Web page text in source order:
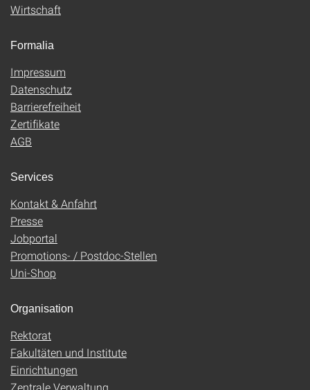
Wirtschaft
Formalia
Impressum
Datenschutz
Barrierefreiheit
Zertifikate
AGB
Services
Kontakt & Anfahrt
Presse
Jobportal
Promotions- / Postdoc-Stellen
Uni-Shop
Organisation
Rektorat
Fakultäten und Institute
Einrichtungen
Zentrale Verwaltung